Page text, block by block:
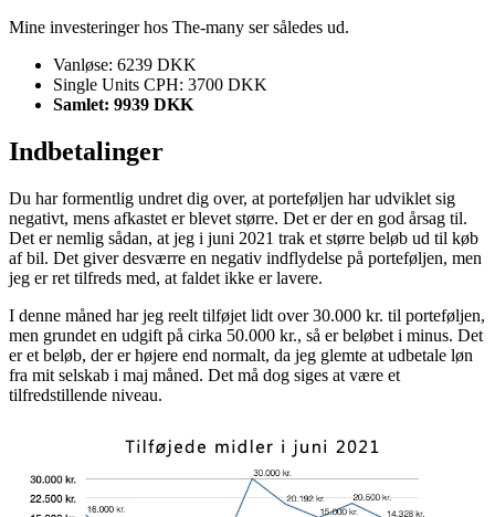
Mine investeringer hos The-many ser således ud.
Vanløse: 6239 DKK
Single Units CPH: 3700 DKK
Samlet: 9939 DKK
Indbetalinger
Du har formentlig undret dig over, at porteføljen har udviklet sig
negativt, mens afkastet er blevet større. Det er der en god årsag til.
Det er nemlig sådan, at jeg i juni 2021 trak et større beløb ud til køb
af bil. Det giver desværre en negativ indflydelse på porteføljen, men
jeg er ret tilfreds med, at faldet ikke er lavere.
I denne måned har jeg reelt tilføjet lidt over 30.000 kr. til porteføljen,
men grundet en udgift på cirka 50.000 kr., så er beløbet i minus. Det
er et beløb, der er højere end normalt, da jeg glemte at udbetale løn
fra mit selskab i maj måned. Det må dog siges at være et
tilfredstillende niveau.